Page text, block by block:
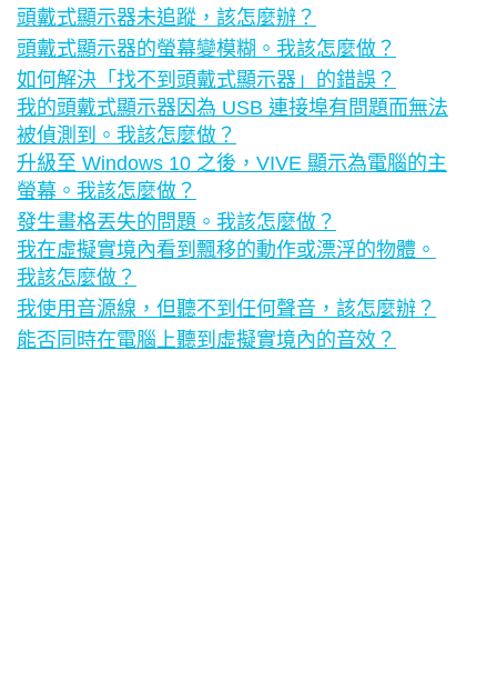
頭戴式顯示器未追蹤，該怎麼辦？
頭戴式顯示器的螢幕變模糊。我該怎麼做？
如何解決「找不到頭戴式顯示器」的錯誤？
我的頭戴式顯示器因為 USB 連接埠有問題而無法
被偵測到。我該怎麼做？
升級至 Windows 10 之後，VIVE 顯示為電腦的主
螢幕。我該怎麼做？
發生畫格丟失的問題。我該怎麼做？
我在虛擬實境內看到飄移的動作或漂浮的物體。
我該怎麼做？
我使用音源線，但聽不到任何聲音，該怎麼辦？
能否同時在電腦上聽到虛擬實境內的音效？